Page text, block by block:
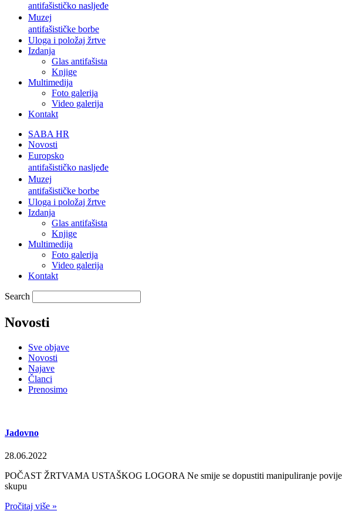
antifašističko nasljeđe
Muzej
antifašističke borbe
Uloga i položaj žrtve
Izdanja
Glas antifašista
Knjige
Multimedija
Foto galerija
Video galerija
Kontakt
SABA HR
Novosti
Europsko
antifašističko nasljeđe
Muzej
antifašističke borbe
Uloga i položaj žrtve
Izdanja
Glas antifašista
Knjige
Multimedija
Foto galerija
Video galerija
Kontakt
Search
Novosti
Sve objave
Novosti
Najave
Članci
Prenosimo
Jadovno
28.06.2022
POČAST ŽRTVAMA USTAŠKOG LOGORA Ne smije se dopustiti manipuliranje
skupu
Pročitaj više »